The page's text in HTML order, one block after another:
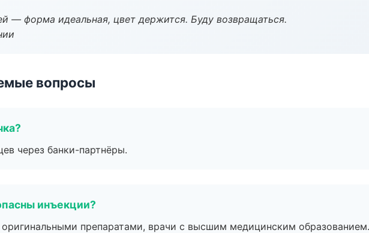
— форма идеальная, цвет держится. Буду возвращаться.
вопросы
через банки-партнёры.
инъекции?
оригинальными препаратами, врачи с высшим медицинским образованием.